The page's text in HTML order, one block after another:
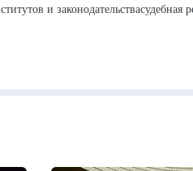
и законодательствасудебная